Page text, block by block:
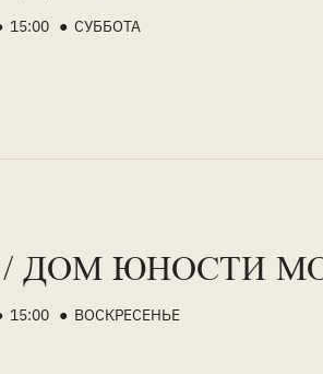
15:00 ● СУББОТА
/ ДОМ ЮНОСТИ
15:00 ● ВОСКРЕСЕНЬЕ